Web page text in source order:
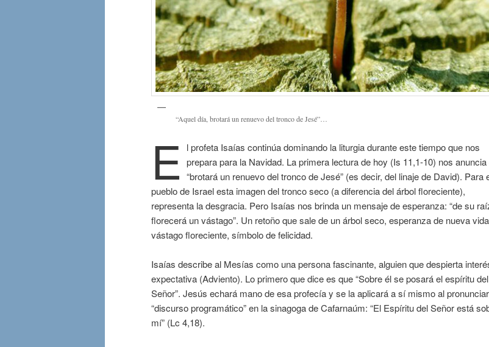
“Aquel día, brotará un renuevo del tronco de Jesé”…
E
l profeta Isaías continúa dominando la liturgia durante este tiempo que nos
prepara para la Navidad. La primera lectura de hoy (Is 11,1-10) nos anuncia
“brotará un renuevo del tronco de Jesé” (es decir, del linaje de David). Para
pueblo de Israel esta imagen del tronco seco (a diferencia del árbol floreciente),
representa la desgracia. Pero Isaías nos brinda un mensaje de esperanza: “de su
florecerá un vástago”. Un retoño que sale de un árbol seco, esperanza de nueva
vástago floreciente, símbolo de felicidad.
Isaías describe al Mesías como una persona fascinante, alguien que despierta
expectativa (Adviento). Lo primero que dice es que “Sobre él se posará el espíritu del
Señor”. Jesús echará mano de esa profecía y se la aplicará a sí mismo al
“discurso programático” en la sinagoga de Cafarnaúm: “El Espíritu del Señor está
mí” (Lc 4,18).